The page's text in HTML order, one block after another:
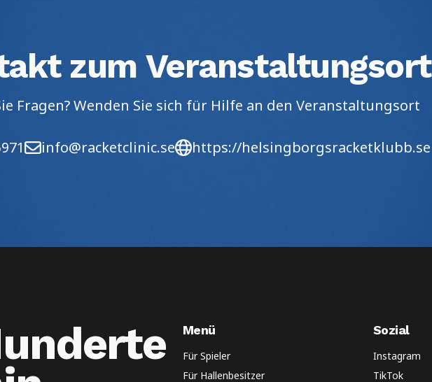
zum Veranstaltungsort
Fragen? Wenden Sie sich für Hilfe an den Veranstaltungsort
info@racketclinic.se https://helsingborgsracketklubb.se
Menü
Für Spieler
Für Hallenbesitzer
Sozial
Instagram
TikTok